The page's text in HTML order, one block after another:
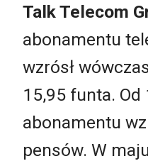
Talk Telecom
abonamentu
wzrósł
15,95 funta.
abonamentu
pensów. W